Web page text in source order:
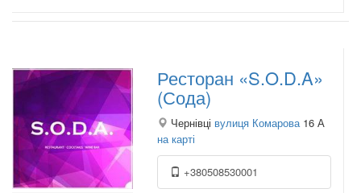
Ресторан «S.O.D.A»
(Сода)
Чернівці вулиця Комарова 16 А
на карті
+380508530001